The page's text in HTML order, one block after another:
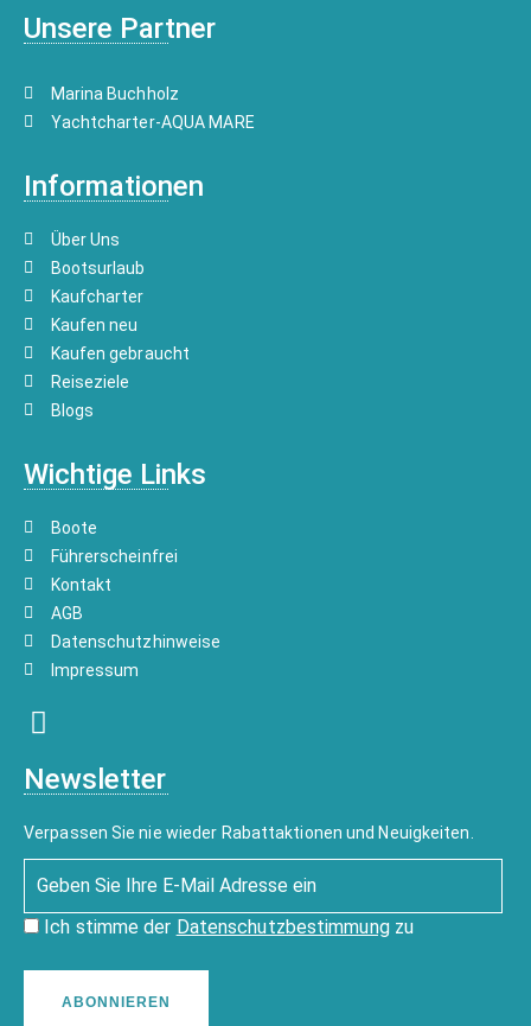
Unsere Partner
Marina Buchholz
Yachtcharter-AQUA MARE
Informationen
Über Uns
Bootsurlaub
Kaufcharter
Kaufen neu
Kaufen gebraucht
Reiseziele
Blogs
Wichtige Links
Boote
Führerscheinfrei
Kontakt
AGB
Datenschutzhinweise
Impressum
Newsletter
Verpassen Sie nie wieder Rabattaktionen und Neuigkeiten.
Ich stimme der Datenschutzbestimmungzu
ABONNIEREN